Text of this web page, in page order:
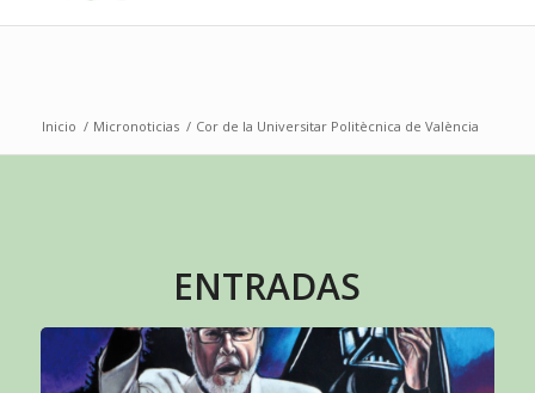
Inicio / Micronoticias / Cor de la Universitar Politècnica de València
ENTRADAS